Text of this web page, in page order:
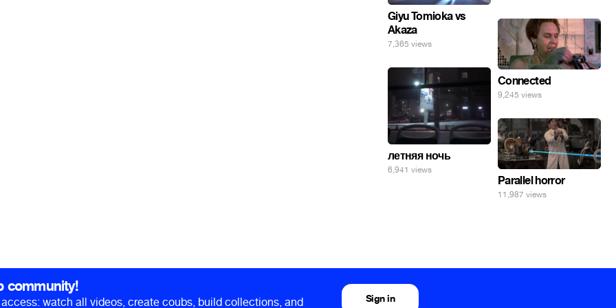
Giyu Tomioka vs
Akaza
7,365 views
Connected
9,245 views
летняя ночь
6,941 views
Parallel horror
11,987 views
community!
watch all videos, create coubs, build collections, and Sign in